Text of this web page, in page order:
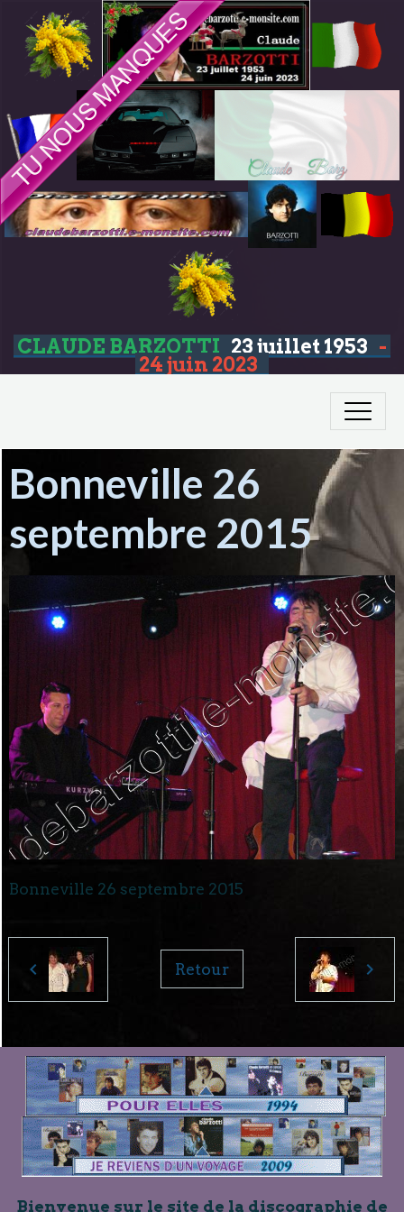
CLAUDE BARZOTTI 23 juillet 1953 -
24 juin 2023
Bonneville 26
septembre 2015
Bonneville 26 septembre 2015
Retour
Bienvenue sur le site de la discographie de